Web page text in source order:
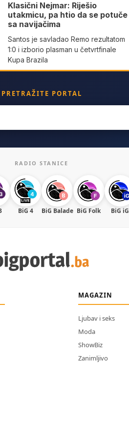
Klasični Nejmar: Riješio
utakmicu, pa htio da se potuče
sa navijačima
Santos je savladao Remo rezultatom
1:0 i izborio plasman u četvrtfinale
Kupa Brazila
PRETRAŽITE PORTAL
RADIO STANICE
BiG 4 BiG Balade BiG Folk BiG iG
MAGAZIN
Ljubav i seks
Moda
ShowBiz
Zanimljivo